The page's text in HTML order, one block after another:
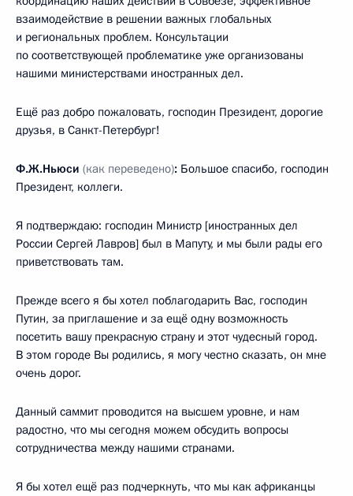
взаимодействие в решении важных глобальных
и региональных проблем. Консультации
по соответствующей проблематике уже организованы
нашими министерствами иностранных дел.
Ещё раз добро пожаловать, господин Президент, дорогие
друзья, в Санкт-Петербург!
Ф.Ж.Ньюси (как переведено): Большое спасибо, господин
Президент, коллеги.
Я подтверждаю: господин Министр [иностранных дел
России Сергей Лавров] был в Мапуту, и мы были рады его
приветствовать там.
Прежде всего я бы хотел поблагодарить Вас, господин
Путин, за приглашение и за ещё одну возможность
посетить вашу прекрасную страну и этот чудесный город.
В этом городе Вы родились, я могу честно сказать, он мне
очень дорог.
Данный саммит проводится на высшем уровне, и нам
радостно, что мы сегодня можем обсудить вопросы
сотрудничества между нашими странами.
Я бы хотел ещё раз подчеркнуть, что мы как африканцы